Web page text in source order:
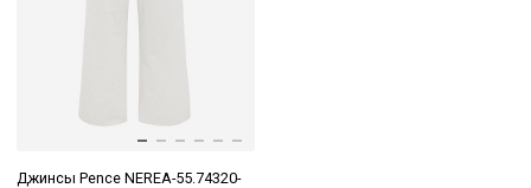
Джинсы Pence NEREA-55.74320-